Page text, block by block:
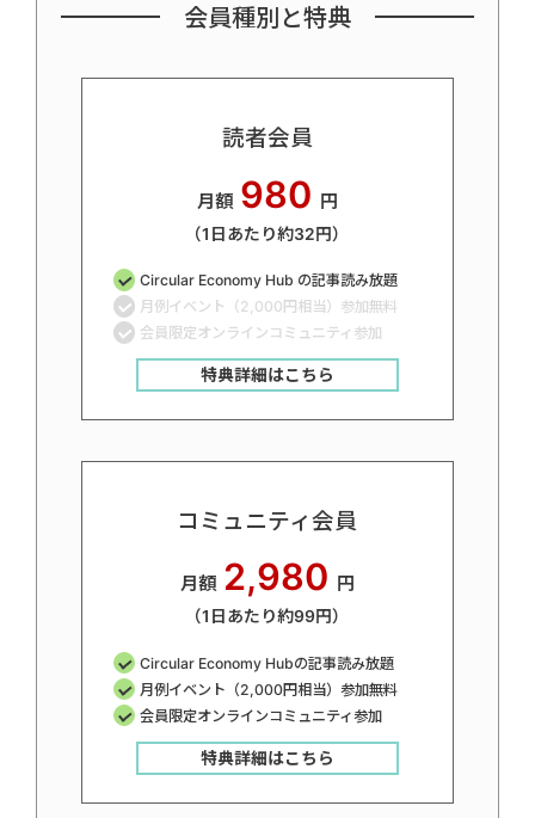
会員種別と特典
読者会員
月額 980 円
（1日あたり約32円）
Circular Economy Hub の記事読み放題
月例イベント（2,000円相当）参加無料
会員限定オンラインコミュニティ参加
特典詳細はこちら
コミュニティ会員
月額 2,980 円
（1日あたり約99円）
Circular Economy Hubの記事読み放題
月例イベント（2,000円相当）参加無料
会員限定オンラインコミュニティ参加
特典詳細はこちら